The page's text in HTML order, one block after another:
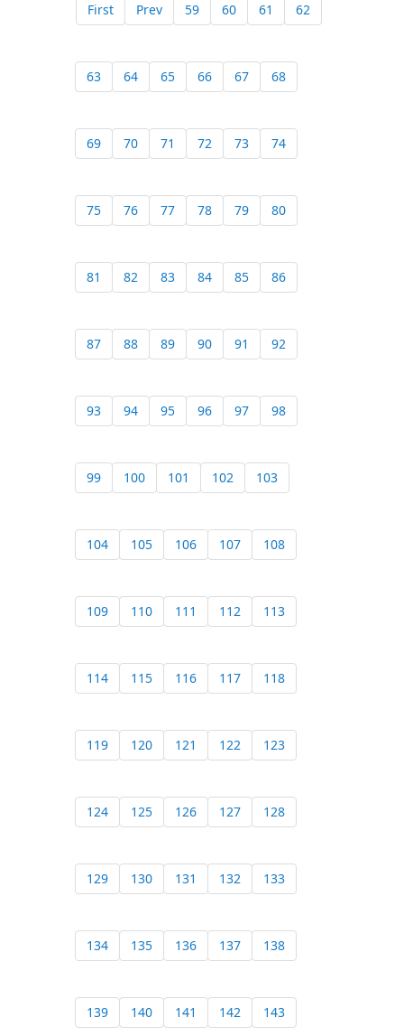
First Prev 59 60 61 62
63 64 65 66 67 68
69 70 71 72 73 74
75 76 77 78 79 80
81 82 83 84 85 86
87 88 89 90 91 92
93 94 95 96 97 98
99 100 101 102 103
104 105 106 107 108
109 110 111 112 113
114 115 116 117 118
119 120 121 122 123
124 125 126 127 128
129 130 131 132 133
134 135 136 137 138
139 140 141 142 143